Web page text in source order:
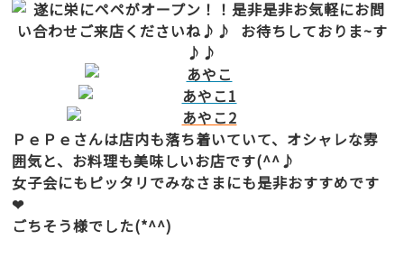
ＰｅＰｅさんは店内も落ち着いていて、オシャレな雰
囲気と、お料理も美味しいお店です(^^♪
女子会にもピッタリでみなさまにも是非おすすめです
❤
ごちそう様でした(*^^)